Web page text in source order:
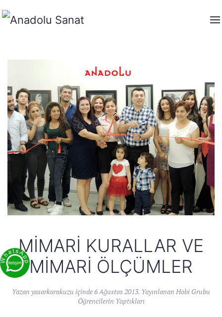
MIMARI KURALLAR VE
MIMARI ÖLÇÜMLER
Yazan yasarkarakuzu içinde6 Ağustos 2013. Yayınlanan Hobi Grubu
Öğrencilerin Yaptıkları